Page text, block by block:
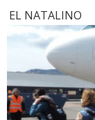
EL NATALINO